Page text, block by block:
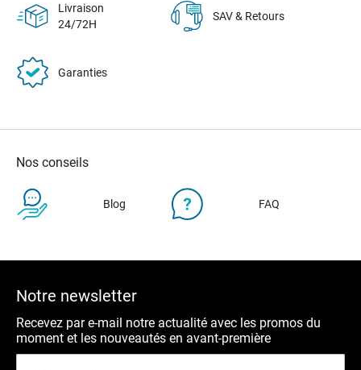
Livraison
24/72H
SAV & Retours
Garanties
Nos conseils
Blog FAQ
Notre newsletter
Recevez par e-mail notre actualité avec les promos du
moment et les nouveautés en avant-première